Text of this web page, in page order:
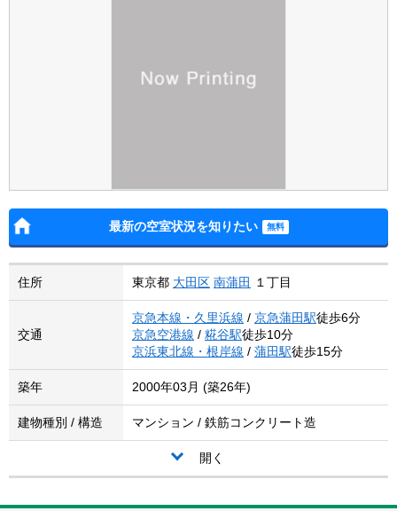
最新の空室状況を知りたい
住所 東京都 大田区 南蒲田 １丁目
交通
京急本線・久里浜線 / 京急蒲田駅徒歩6分
京急空港線 / 糀谷駅徒歩10分
京浜東北線・根岸線 / 蒲田駅徒歩15分
築年 2000年03月 (築26年)
建物種別 / 構造 マンション / 鉄筋コンクリート造
開く